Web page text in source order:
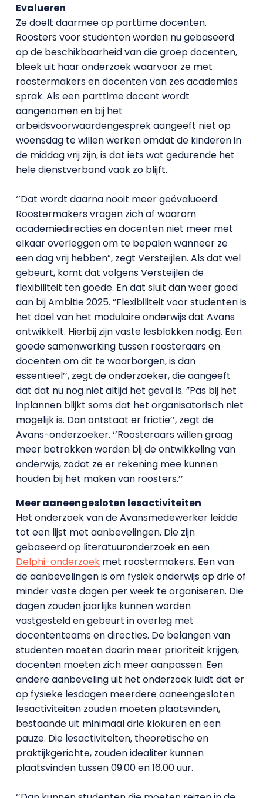
Evalueren
Ze doelt daarmee op parttime docenten.
Roosters voor studenten worden nu gebaseerd
op de beschikbaarheid van die groep docenten,
bleek uit haar onderzoek waarvoor ze met
roostermakers en docenten van zes academies
sprak. Als een parttime docent wordt
aangenomen en bij het
arbeidsvoorwaardengesprek aangeeft niet op
woensdag te willen werken omdat de kinderen in
de middag vrij zijn, is dat iets wat gedurende het
hele dienstverband vaak zo blijft.
‘’Dat wordt daarna nooit meer geëvalueerd.
Roostermakers vragen zich af waarom
academiedirecties en docenten niet meer met
elkaar overleggen om te bepalen wanneer ze
een dag vrij hebben”, zegt Versteijlen. Als dat wel
gebeurt, komt dat volgens Versteijlen de
flexibiliteit ten goede. En dat sluit dan weer goed
aan bij Ambitie 2025. ”Flexibiliteit voor studenten is
het doel van het modulaire onderwijs dat Avans
ontwikkelt. Hierbij zijn vaste lesblokken nodig. Een
goede samenwerking tussen roosteraars en
docenten om dit te waarborgen, is dan
essentieel’’, zegt de onderzoeker, die aangeeft
dat dat nu nog niet altijd het geval is. ”Pas bij het
inplannen blijkt soms dat het organisatorisch niet
mogelijk is. Dan ontstaat er frictie’’, zegt de
Avans-onderzoeker. ‘’Roosteraars willen graag
meer betrokken worden bij de ontwikkeling van
onderwijs, zodat ze er rekening mee kunnen
houden bij het maken van roosters.’’
Meer aaneengesloten lesactiviteiten
Het onderzoek van de Avansmedewerker leidde
tot een lijst met aanbevelingen. Die zijn
gebaseerd op literatuuronderzoek en een
Delphi-onderzoekmet roostermakers. Een van
de aanbevelingen is om fysiek onderwijs op drie of
minder vaste dagen per week te organiseren. Die
dagen zouden jaarlijks kunnen worden
vastgesteld en gebeurt in overleg met
docententeams en directies. De belangen van
studenten moeten daarin meer prioriteit krijgen,
docenten moeten zich meer aanpassen. Een
andere aanbeveling uit het onderzoek luidt dat er
op fysieke lesdagen meerdere aaneengesloten
lesactiviteiten zouden moeten plaatsvinden,
bestaande uit minimaal drie klokuren en een
pauze. Die lesactiviteiten, theoretische en
praktijkgerichte, zouden idealiter kunnen
plaatsvinden tussen 09.00 en 16.00 uur.